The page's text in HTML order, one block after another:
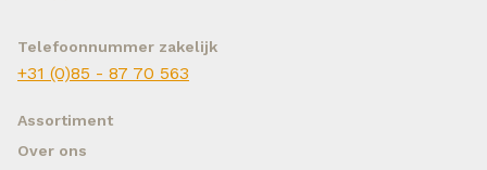
Assortiment
Over ons
Telefoonnummer zakelijk
+31 (0)85 - 87 70 563